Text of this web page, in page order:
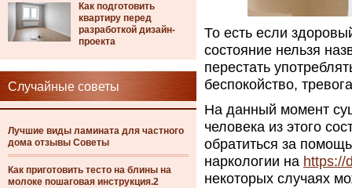
Как подготовить
квартиру перед
разработкой дизайн-
проекта
Случайные советы
Лучшие виды ламината для частного
дома отзывы Советы
Как приготовить тесто на блины на
молоке пошаговая инструкция.2
То есть если
состояние нельзя
перестать
беспокойство,
На данный момент
человека из этого
обратиться за
наркологии на https://
некоторых случаях